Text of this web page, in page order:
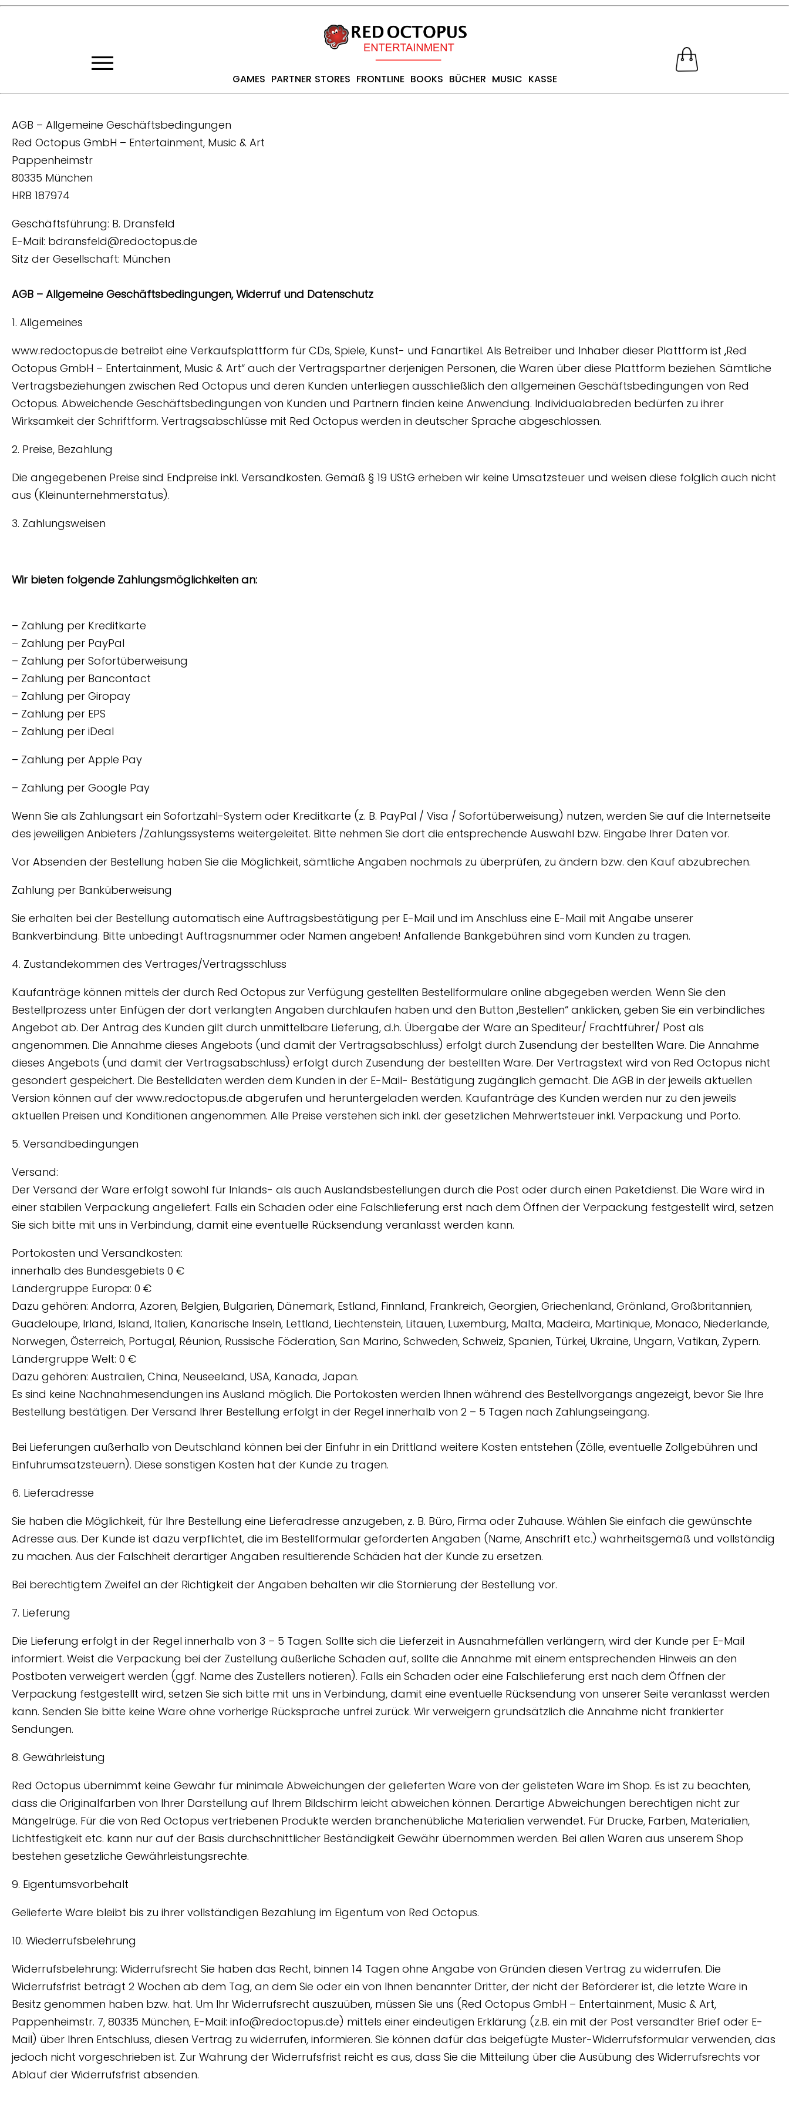
GAMES PARTNER STORES FRONTLINE BOOKS BÜCHER MUSIC KASSE
AGB – Allgemeine Geschäftsbedingungen
Red Octopus GmbH – Entertainment, Music & Art
Pappenheimstr
80335 München
HRB 187974
Geschäftsführung: B. Dransfeld
E-Mail: bdransfeld@redoctopus.de
Sitz der Gesellschaft: München
AGB – Allgemeine Geschäftsbedingungen, Widerruf und Datenschutz
1. Allgemeines
www.redoctopus.de betreibt eine Verkaufsplattform für CDs, Spiele, Kunst- und Fanartikel. Als Betreiber und Inhaber dieser Plattform ist „Red
Octopus GmbH – Entertainment, Music & Art“ auch der Vertragspartner derjenigen Personen, die Waren über diese Plattform beziehen. Sämtliche
Vertragsbeziehungen zwischen Red Octopus und deren Kunden unterliegen ausschließlich den allgemeinen Geschäftsbedingungen von Red
Octopus. Abweichende Geschäftsbedingungen von Kunden und Partnern finden keine Anwendung. Individualabreden bedürfen zu ihrer
Wirksamkeit der Schriftform. Vertragsabschlüsse mit Red Octopus werden in deutscher Sprache abgeschlossen.
2. Preise, Bezahlung
Die angegebenen Preise sind Endpreise inkl. Versandkosten. Gemäß § 19 UStG erheben wir keine Umsatzsteuer und weisen diese folglich auch nicht
aus (Kleinunternehmerstatus).
3. Zahlungsweisen
Wir bieten folgende Zahlungsmöglichkeiten an:
– Zahlung per Kreditkarte
– Zahlung per PayPal
– Zahlung per Sofortüberweisung
– Zahlung per Bancontact
– Zahlung per Giropay
– Zahlung per EPS
– Zahlung per iDeal
– Zahlung per Apple Pay
– Zahlung per Google Pay
Wenn Sie als Zahlungsart ein Sofortzahl-System oder Kreditkarte (z. B. PayPal / Visa / Sofortüberweisung) nutzen, werden Sie auf die Internetseite
des jeweiligen Anbieters /Zahlungssystems weitergeleitet. Bitte nehmen Sie dort die entsprechende Auswahl bzw. Eingabe Ihrer Daten vor.
Vor Absenden der Bestellung haben Sie die Möglichkeit, sämtliche Angaben nochmals zu überprüfen, zu ändern bzw. den Kauf abzubrechen.
Zahlung per Banküberweisung
Sie erhalten bei der Bestellung automatisch eine Auftragsbestätigung per E-Mail und im Anschluss eine E-Mail mit Angabe unserer
Bankverbindung. Bitte unbedingt Auftragsnummer oder Namen angeben! Anfallende Bankgebühren sind vom Kunden zu tragen.
4. Zustandekommen des Vertrages/Vertragsschluss
Kaufanträge können mittels der durch Red Octopus zur Verfügung gestellten Bestellformulare online abgegeben werden. Wenn Sie den
Bestellprozess unter Einfügen der dort verlangten Angaben durchlaufen haben und den Button „Bestellen“ anklicken, geben Sie ein verbindliches
Angebot ab. Der Antrag des Kunden gilt durch unmittelbare Lieferung, d.h. Übergabe der Ware an Spediteur/ Frachtführer/ Post als
angenommen. Die Annahme dieses Angebots (und damit der Vertragsabschluss) erfolgt durch Zusendung der bestellten Ware. Die Annahme
dieses Angebots (und damit der Vertragsabschluss) erfolgt durch Zusendung der bestellten Ware. Der Vertragstext wird von Red Octopus nicht
gesondert gespeichert. Die Bestelldaten werden dem Kunden in der E-Mail- Bestätigung zugänglich gemacht. Die AGB in der jeweils aktuellen
Version können auf der www.redoctopus.de abgerufen und heruntergeladen werden. Kaufanträge des Kunden werden nur zu den jeweils
aktuellen Preisen und Konditionen angenommen. Alle Preise verstehen sich inkl. der gesetzlichen Mehrwertsteuer inkl. Verpackung und Porto.
5. Versandbedingungen
Versand:
Der Versand der Ware erfolgt sowohl für Inlands- als auch Auslandsbestellungen durch die Post oder durch einen Paketdienst. Die Ware wird in
einer stabilen Verpackung angeliefert. Falls ein Schaden oder eine Falschlieferung erst nach dem Öffnen der Verpackung festgestellt wird, setzen
Sie sich bitte mit uns in Verbindung, damit eine eventuelle Rücksendung veranlasst werden kann.
Portokosten und Versandkosten:
innerhalb des Bundesgebiets 0 €
Ländergruppe Europa: 0 €
Dazu gehören: Andorra, Azoren, Belgien, Bulgarien, Dänemark, Estland, Finnland, Frankreich, Georgien, Griechenland, Grönland, Großbritannien,
Guadeloupe, Irland, Island, Italien, Kanarische Inseln, Lettland, Liechtenstein, Litauen, Luxemburg, Malta, Madeira, Martinique, Monaco, Niederlande,
Norwegen, Österreich, Portugal, Réunion, Russische Föderation, San Marino, Schweden, Schweiz, Spanien, Türkei, Ukraine, Ungarn, Vatikan, Zypern.
Ländergruppe Welt: 0 €
Dazu gehören: Australien, China, Neuseeland, USA, Kanada, Japan.
Es sind keine Nachnahmesendungen ins Ausland möglich. Die Portokosten werden Ihnen während des Bestellvorgangs angezeigt, bevor Sie Ihre
Bestellung bestätigen. Der Versand Ihrer Bestellung erfolgt in der Regel innerhalb von 2 – 5 Tagen nach Zahlungseingang.
Bei Lieferungen außerhalb von Deutschland können bei der Einfuhr in ein Drittland weitere Kosten entstehen (Zölle, eventuelle Zollgebühren und
Einfuhrumsatzsteuern). Diese sonstigen Kosten hat der Kunde zu tragen.
6. Lieferadresse
Sie haben die Möglichkeit, für Ihre Bestellung eine Lieferadresse anzugeben, z. B. Büro, Firma oder Zuhause. Wählen Sie einfach die gewünschte
Adresse aus. Der Kunde ist dazu verpflichtet, die im Bestellformular geforderten Angaben (Name, Anschrift etc.) wahrheitsgemäß und vollständig
zu machen. Aus der Falschheit derartiger Angaben resultierende Schäden hat der Kunde zu ersetzen.
Bei berechtigtem Zweifel an der Richtigkeit der Angaben behalten wir die Stornierung der Bestellung vor.
7. Lieferung
Die Lieferung erfolgt in der Regel innerhalb von 3 – 5 Tagen. Sollte sich die Lieferzeit in Ausnahmefällen verlängern, wird der Kunde per E-Mail
informiert. Weist die Verpackung bei der Zustellung äußerliche Schäden auf, sollte die Annahme mit einem entsprechenden Hinweis an den
Postboten verweigert werden (ggf. Name des Zustellers notieren). Falls ein Schaden oder eine Falschlieferung erst nach dem Öffnen der
Verpackung festgestellt wird, setzen Sie sich bitte mit uns in Verbindung, damit eine eventuelle Rücksendung von unserer Seite veranlasst werden
kann. Senden Sie bitte keine Ware ohne vorherige Rücksprache unfrei zurück. Wir verweigern grundsätzlich die Annahme nicht frankierter
Sendungen.
8. Gewährleistung
Red Octopus übernimmt keine Gewähr für minimale Abweichungen der gelieferten Ware von der gelisteten Ware im Shop. Es ist zu beachten,
dass die Originalfarben von Ihrer Darstellung auf Ihrem Bildschirm leicht abweichen können. Derartige Abweichungen berechtigen nicht zur
Mängelrüge. Für die von Red Octopus vertriebenen Produkte werden branchenübliche Materialien verwendet. Für Drucke, Farben, Materialien,
Lichtfestigkeit etc. kann nur auf der Basis durchschnittlicher Beständigkeit Gewähr übernommen werden. Bei allen Waren aus unserem Shop
bestehen gesetzliche Gewährleistungsrechte.
9. Eigentumsvorbehalt
Gelieferte Ware bleibt bis zu ihrer vollständigen Bezahlung im Eigentum von Red Octopus.
10. Wiederrufsbelehrung
Widerrufsbelehrung: Widerrufsrecht Sie haben das Recht, binnen 14 Tagen ohne Angabe von Gründen diesen Vertrag zu widerrufen. Die
Widerrufsfrist beträgt 2 Wochen ab dem Tag, an dem Sie oder ein von Ihnen benannter Dritter, der nicht der Beförderer ist, die letzte Ware in
Besitz genommen haben bzw. hat. Um Ihr Widerrufsrecht auszuüben, müssen Sie uns (Red Octopus GmbH – Entertainment, Music & Art,
Pappenheimstr. 7, 80335 München, E-Mail: info@redoctopus.de) mittels einer eindeutigen Erklärung (z.B. ein mit der Post versandter Brief oder E-
Mail) über Ihren Entschluss, diesen Vertrag zu widerrufen, informieren. Sie können dafür das beigefügte Muster-Widerrufsformular verwenden, das
jedoch nicht vorgeschrieben ist. Zur Wahrung der Widerrufsfrist reicht es aus, dass Sie die Mitteilung über die Ausübung des Widerrufsrechts vor
Ablauf der Widerrufsfrist absenden.